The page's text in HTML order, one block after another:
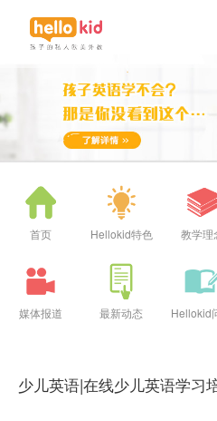
首页 Hellokid特色 教学理
媒体报道 最新动态 Hellokid
少儿英语|在线少儿英语学习